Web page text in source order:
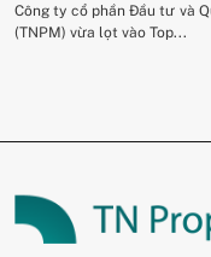
Công ty cổ phần Đầu tư và
(TNPM) vừa lọt vào Top...